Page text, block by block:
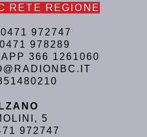
RETE REGIONE
972747
978289
366 1261060
5
972747